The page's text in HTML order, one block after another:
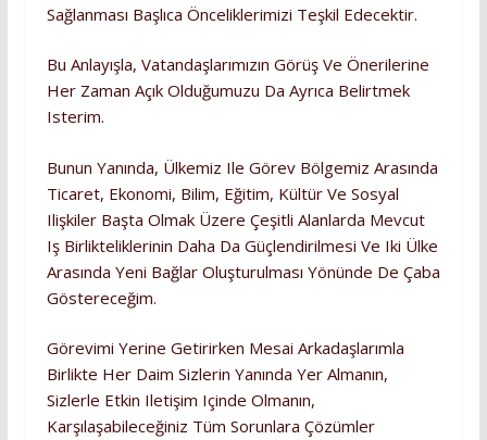
Sağlanması Başlıca Önceliklerimizi Teşkil Edecektir.
Bu Anlayışla, Vatandaşlarımızın Görüş Ve Önerilerine
Her Zaman Açık Olduğumuzu Da Ayrıca Belirtmek
Isterim.
Bunun Yanında, Ülkemiz Ile Görev Bölgemiz Arasında
Ticaret, Ekonomi, Bilim, Eğitim, Kültür Ve Sosyal
Ilişkiler Başta Olmak Üzere Çeşitli Alanlarda Mevcut
Iş Birlikteliklerinin Daha Da Güçlendirilmesi Ve Iki Ülke
Arasında Yeni Bağlar Oluşturulması Yönünde De Çaba
Göstereceğim.
Görevimi Yerine Getirirken Mesai Arkadaşlarımla
Birlikte Her Daim Sizlerin Yanında Yer Almanın,
Sizlerle Etkin Iletişim Içinde Olmanın,
Karşılaşabileceğiniz Tüm Sorunlara Çözümler